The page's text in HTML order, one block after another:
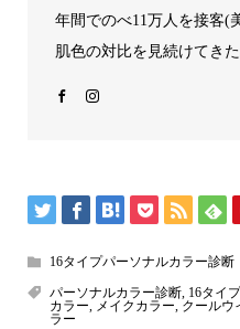
年間でのべ11万人を接客(
肌色の対比を見続けてき
16タイプパーソナルカラー診断
パーソナルカラー診断, 16タイ
カラー, メイクカラー, クールウ
ラー